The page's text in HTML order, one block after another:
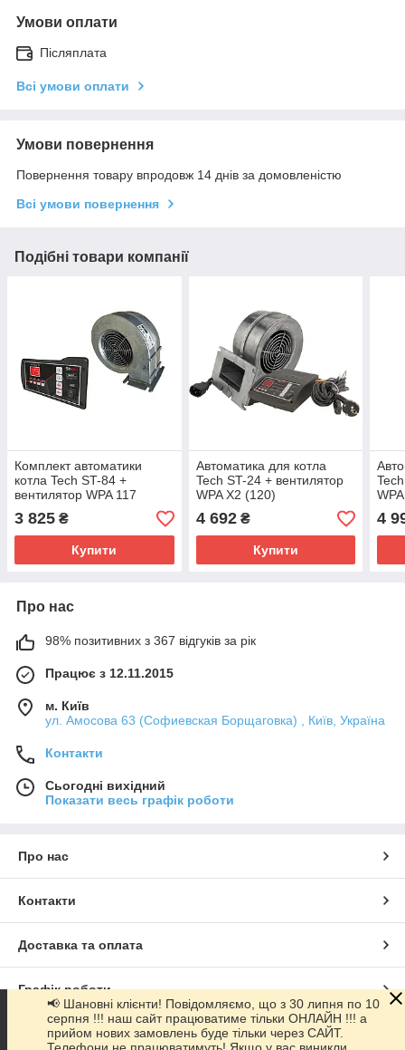
Умови оплати
Післяплата
Всі умови оплати
Умови повернення
Повернення товару впродовж 14 днів за домовленістю
Всі умови повернення
Подібні товари компанії
Комплект автоматики
котла Tech ST-84 +
вентилятор WPA 117
3 825 ₴
Купити
Автоматика для котла
Tech ST-24 + вентилятор
WPA X2 (120)
4 692₴
Купити
4
Про нас
98% позитивних з 367 відгуків за рік
Працює з 12.11.2015
м. Київ
ул. Амосова 63 (Софиевская Борщаговка) , Київ, Україна
Контакти
Сьогодні вихідний
Показати весь графік роботи
Про нас
Контакти
Доставка та оплата
Графік роботи
Повна версія сайту
📢 Шановні клієнти! Повідомляємо, що з 30 липня по 10
серпня !!! наш сайт працюватиме тільки ОНЛАЙН !!! а
прийом нових замовлень буде тільки через САЙТ.